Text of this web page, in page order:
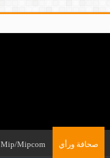
صحافة ورأي Mip/Mipcom